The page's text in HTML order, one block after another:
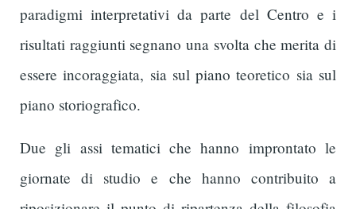
paradigmi interpretativi da parte del Centro e i
risultati raggiunti segnano una svolta che merita di
essere incoraggiata, sia sul piano teoretico sia sul
piano storiografico.
Due gli assi tematici che hanno improntato le
giornate di studio e che hanno contribuito a